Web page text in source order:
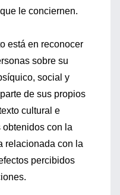
le conciernen.
está en reconocer
sobre su
social y
de sus propios
cultural e
obtenidos con la
relacionada con la
percibidos